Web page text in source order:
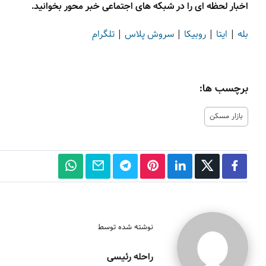
اخبار لحظه ای را در شبکه های اجتماعی خبر محور بخوانید.
بله | ایتا | روبیکا | سروش پلاس | تلگرام
برچسب ها:
بازار مسکن
نوشته شده توسط
راحله رئیسی